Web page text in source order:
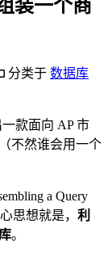
装一个商
分类于 数据库
款面向 AP 市
不然谁会用一个
a Query
思想就是， 利
。